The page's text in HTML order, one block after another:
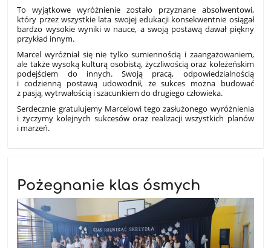
To wyjątkowe wyróżnienie zostało przyznane absolwentowi,
który przez wszystkie lata swojej edukacji konsekwentnie osiągał
bardzo wysokie wyniki w nauce, a swoją postawą dawał piękny
przykład innym.
Marcel wyróżniał się nie tylko sumiennością i zaangażowaniem,
ale także wysoką kulturą osobistą, życzliwością oraz koleżeńskim
podejściem do innych. Swoją pracą, odpowiedzialnością
i codzienną postawą udowodnił, że sukces można budować
z pasją, wytrwałością i szacunkiem do drugiego człowieka.
Serdecznie gratulujemy Marcelowi tego zasłużonego wyróżnienia
i życzymy kolejnych sukcesów oraz realizacji wszystkich planów
i marzeń.
Pożegnanie klas ósmych